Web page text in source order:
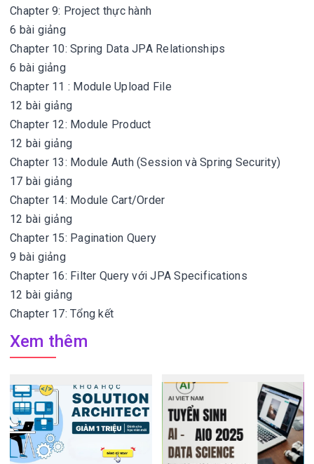
Chapter 9: Project thực hành
6 bài giảng
Chapter 10: Spring Data JPA Relationships
6 bài giảng
Chapter 11 : Module Upload File
12 bài giảng
Chapter 12: Module Product
12 bài giảng
Chapter 13: Module Auth (Session và Spring Security)
17 bài giảng
Chapter 14: Module Cart/Order
12 bài giảng
Chapter 15: Pagination Query
9 bài giảng
Chapter 16: Filter Query với JPA Specifications
12 bài giảng
Chapter 17: Tổng kết
Xem thêm